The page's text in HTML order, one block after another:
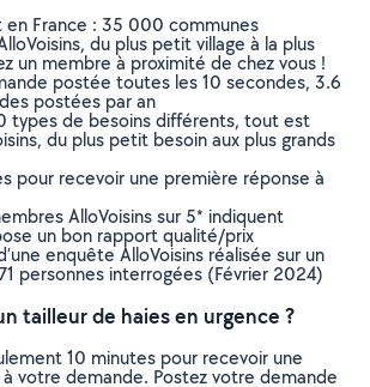
en France : 35 000 communes
du plus petit village à la plus
un membre à proximité de chez vous !
postée toutes les 10 secondes, 3.6
postées par an
types de besoins différents, tout est
du plus petit besoin aux plus grands
pour recevoir une première réponse à
AlloVoisins sur 5* indiquent
un bon rapport qualité/prix
enquête AlloVoisins réalisée sur un
personnes interrogées (Février 2024)
tailleur de haies en urgence ?
10 minutes pour recevoir une
votre demande. Postez votre demande